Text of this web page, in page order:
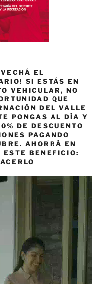
EL
SI ESTÁS EN
VEHICULAR, NO
QUE
DEL VALLE
PONGAS AL DÍA Y
DE DESCUENTO
PAGANDO
AHORRÁ EN
ESTE BENEFICIO: